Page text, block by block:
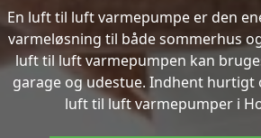
En luft til luft varmepumpe er den
varmeløsning til både sommerhus
luft til luft varmepumpen kan
garage og udestue. Indhent hurtigt
luft til luft varmepumper i